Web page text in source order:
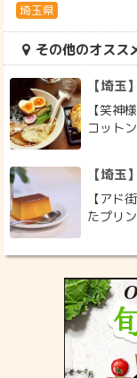
埼玉県
その他のオスス
【埼玉
【笑神
コット
【埼玉
【アド
たプリ